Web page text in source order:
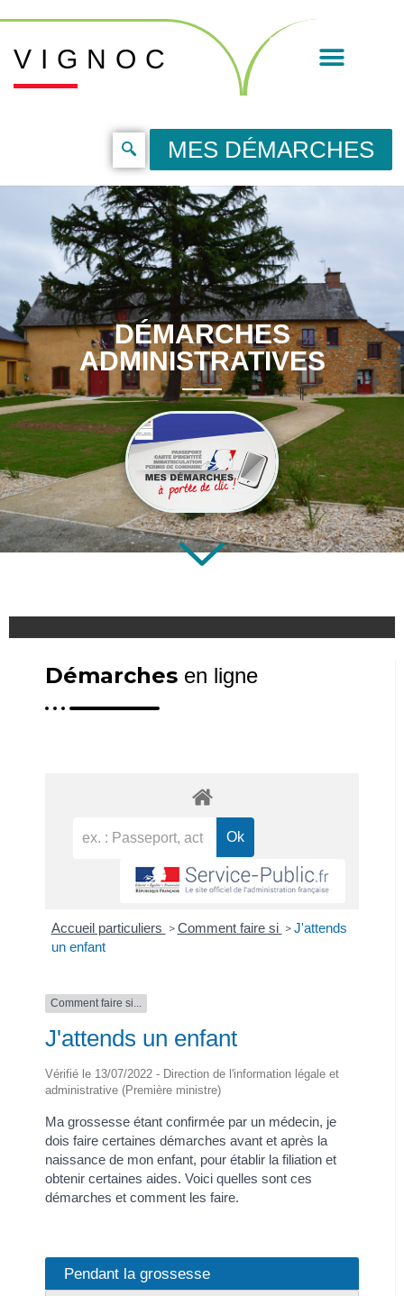
VIGNOC
MES DÉMARCHES
DÉMARCHES
ADMINISTRATIVES
Démarches en ligne
Accueil particuliers > Comment faire si > J'attends
un enfant
Comment faire si...
J'attends un enfant
Vérifié le 13/07/2022 - Direction de l'information légale et
administrative (Première ministre)
Ma grossesse étant confirmée par un médecin, je
dois faire certaines démarches avant et après la
naissance de mon enfant, pour établir la filiation et
obtenir certaines aides. Voici quelles sont ces
démarches et comment les faire.
Pendant la grossesse